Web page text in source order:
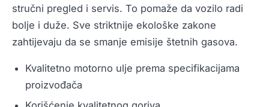
stručni pregled i servis. To pomaže da vozilo radi
bolje i duže. Sve striktnije ekološke zakone
zahtijevaju da se smanje emisije štetnih gasova.
Kvalitetno motorno ulje prema specifikacijama
proizvođača